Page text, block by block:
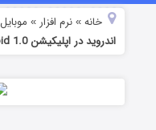
خانه »نرم افزار » موبایل
اندروید در اپلیکیشن Tarfand Android 1.0